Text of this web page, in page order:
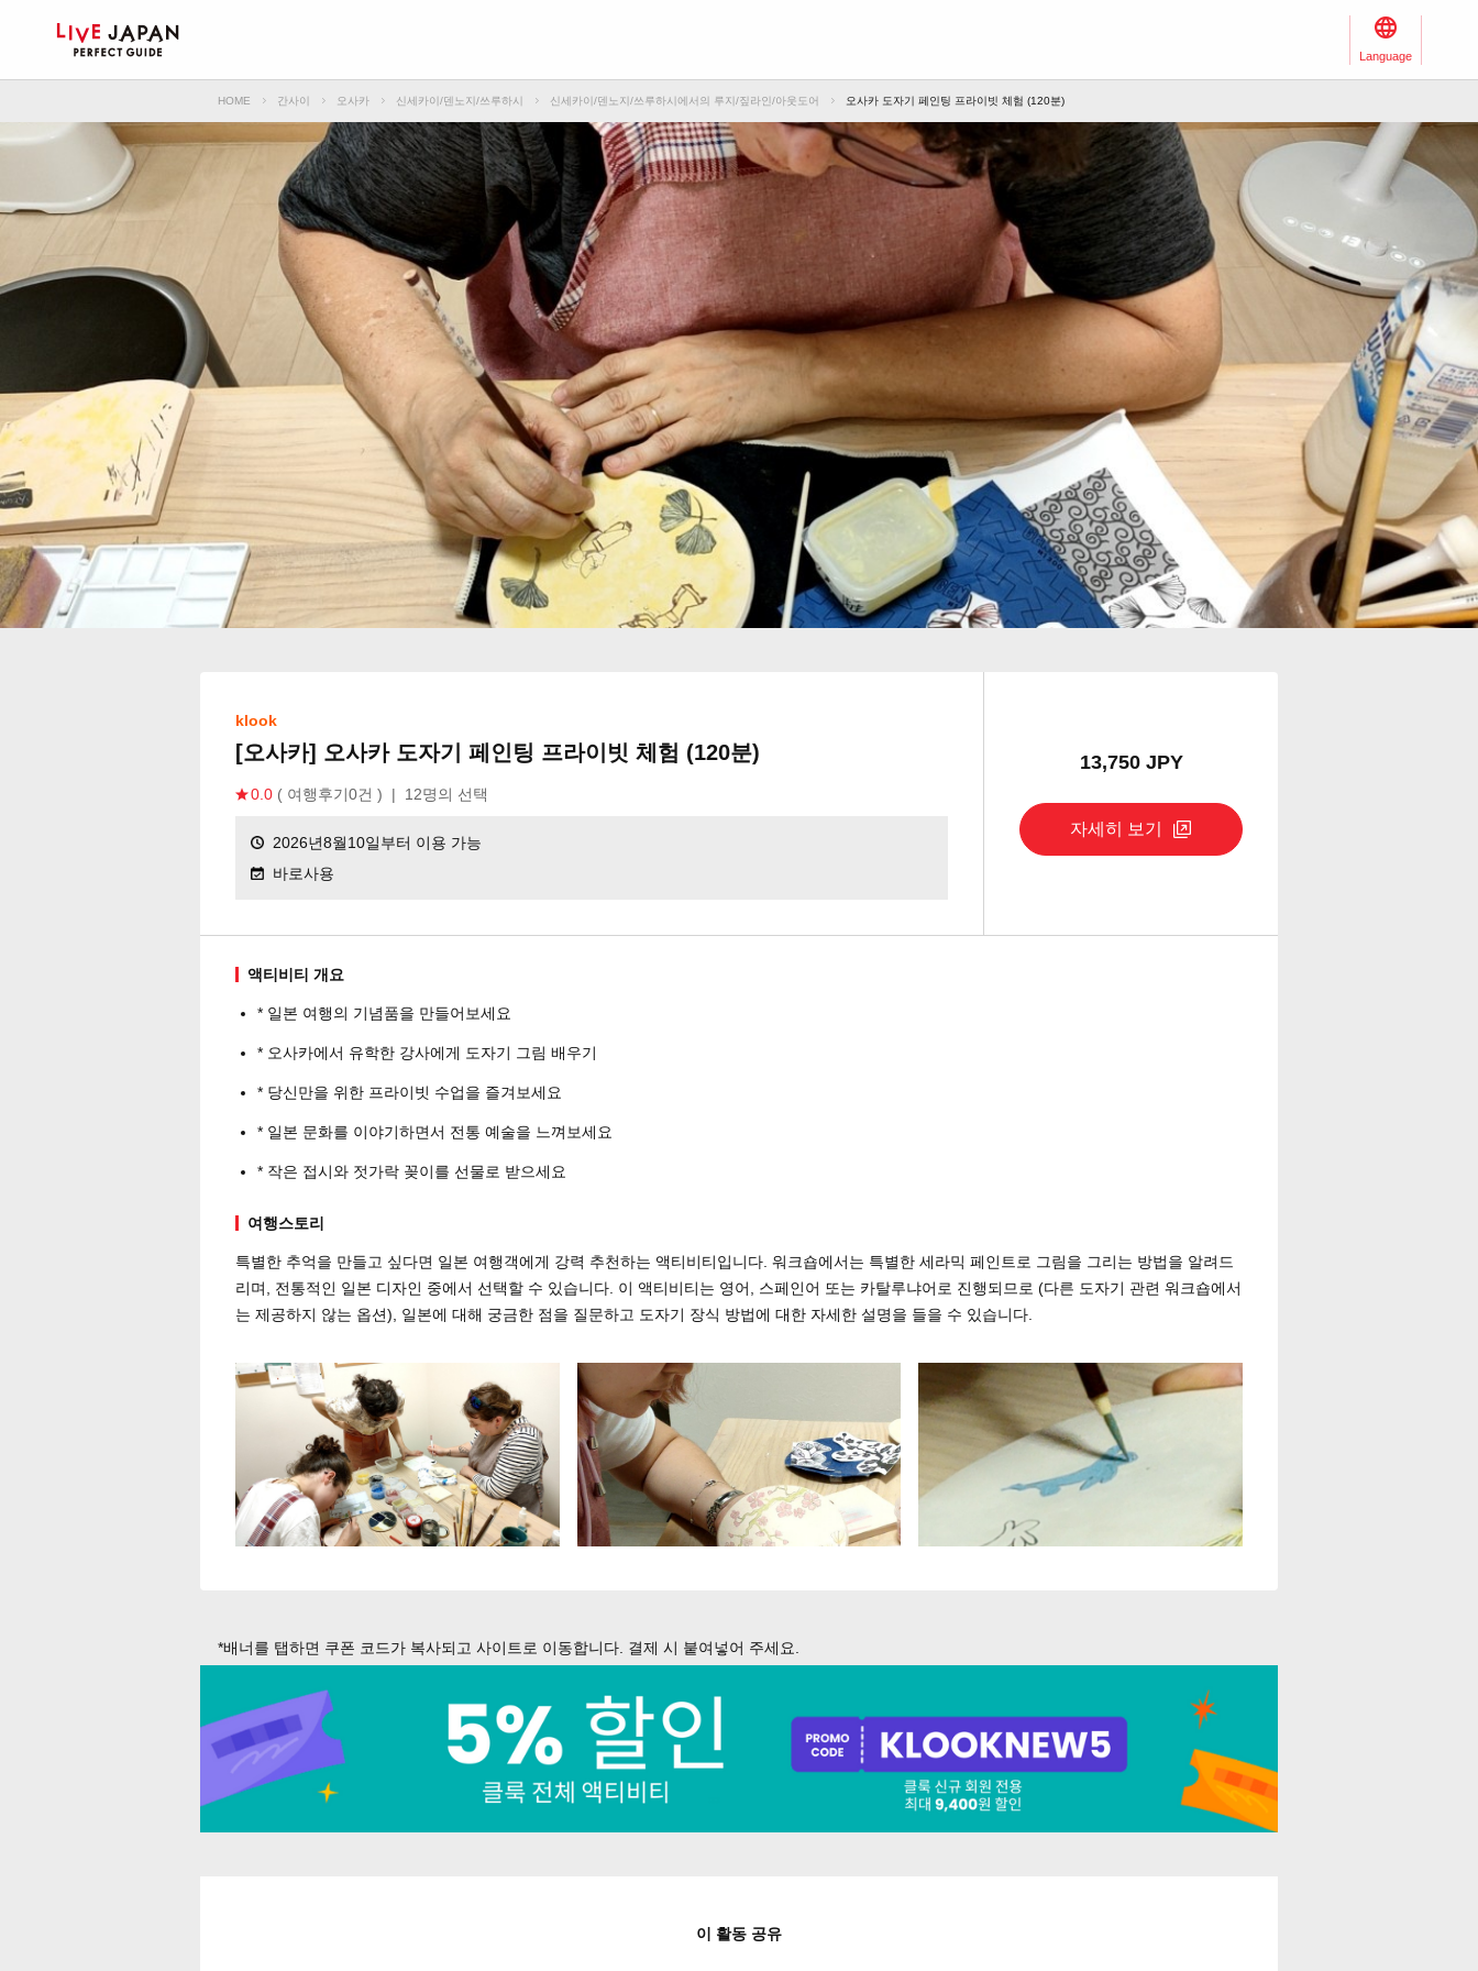
Language
HOME 간사이 오사카 신세카이/덴노지/쓰루하시 신세카이/덴노지/쓰루하시에서의 루지/짚라인/아웃도어 오사카 도자기 페인팅 프라이빗 체험 (120분)
klook
[오사카] 오사카 도자기 페인팅 프라이빗 체험 (120분)
0.0 ( 여행후기0건 ) | 12명의 선택
2026년8월10일부터 이용 가능
바로사용
13,750 JPY
자세히 보기
액티비티 개요
* 일본 여행의 기념품을 만들어보세요
* 오사카에서 유학한 강사에게 도자기 그림 배우기
* 당신만을 위한 프라이빗 수업을 즐겨보세요
* 일본 문화를 이야기하면서 전통 예술을 느껴보세요
* 작은 접시와 젓가락 꽂이를 선물로 받으세요
여행스토리
특별한 추억을 만들고 싶다면 일본 여행객에게 강력 추천하는 액티비티입니다. 워크숍에서는 특별한 세라믹 페인트로 그림을 그리는 방법을 알려드
리며, 전통적인 일본 디자인 중에서 선택할 수 있습니다. 이 액티비티는 영어, 스페인어 또는 카탈루냐어로 진행되므로 (다른 도자기 관련 워크숍에서
는 제공하지 않는 옵션), 일본에 대해 궁금한 점을 질문하고 도자기 장식 방법에 대한 자세한 설명을 들을 수 있습니다.
*배너를 탭하면 쿠폰 코드가 복사되고 사이트로 이동합니다. 결제 시 붙여넣어 주세요.
이 활동 공유